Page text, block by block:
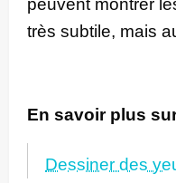
très subtile, mais
En savoir plus
Dessiner des